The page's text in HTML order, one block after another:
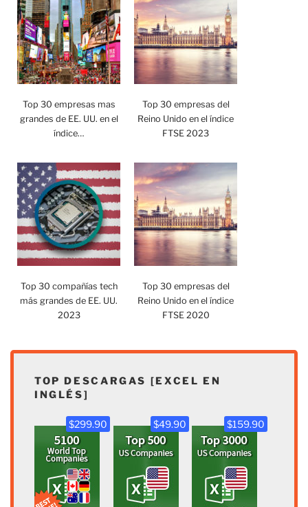
Top 30 empresas mas
grandes de EE. UU. en el
índice…
Top 30 empresas del
Reino Unido en el índice
FTSE 2023
Top 30 compañías tech
más grandes de EE. UU.
2023
Top 30 empresas del
Reino Unido en el índice
FTSE 2020
TOP DESCARGAS [EXCEL EN
INGLÉS]
$299.90 $49.90 $159.90